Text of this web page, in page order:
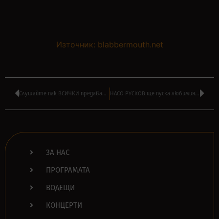
Източник: blabbermouth.net
Слушайте пак ВСИЧКИ предавания от изминалата седмица в ПОДКАСТ НАСО РУСКОВ ще пуска любимия си ПЪНК в шоуто на АЛ. БОЯДЖИЕВ
ЗА НАС
ПРОГРАМАТА
ВОДЕЩИ
КОНЦЕРТИ